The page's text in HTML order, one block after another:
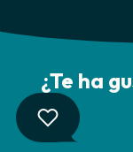
¿Te ha